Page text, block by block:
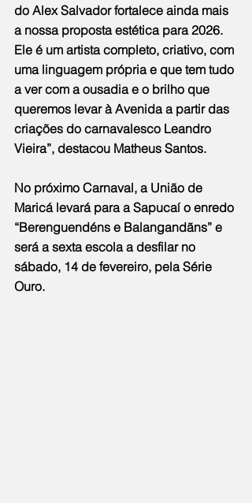
do Alex Salvador fortalece ainda mais
a nossa proposta estética para 2026.
Ele é um artista completo, criativo, com
uma linguagem própria e que tem tudo
a ver com a ousadia e o brilho que
queremos levar à Avenida a partir das
criações do carnavalesco Leandro
Vieira”, destacou Matheus Santos.
No próximo Carnaval, a União de
Maricá levará para a Sapucaí o enredo
“Berenguendéns e Balangandãns” e
será a sexta escola a desfilar no
sábado, 14 de fevereiro, pela Série
Ouro.